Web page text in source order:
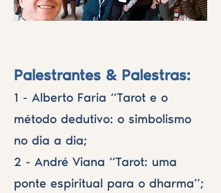
Palestrantes & Palestras:
1 - Alberto Faria “Tarot e o
método dedutivo: o simbolismo
no dia a dia;
2 - André Viana “Tarot: uma
ponte espiritual para o dharma”;